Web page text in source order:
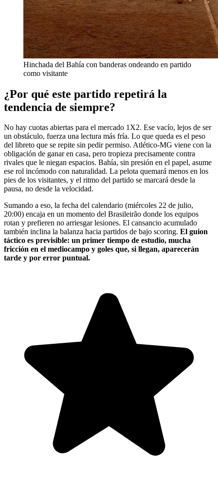
Hinchada del Bahía con banderas ondeando en partido
como visitante
¿Por qué este partido repetirá la
tendencia de siempre?
No hay cuotas abiertas para el mercado 1X2. Ese vacío, lejos de ser
un obstáculo, fuerza una lectura más fría. Lo que queda es el peso
del libreto que se repite sin pedir permiso. Atlético-MG viene con la
obligación de ganar en casa, pero tropieza precisamente contra
rivales que le niegan espacios. Bahía, sin presión en el papel, asume
ese rol incómodo con naturalidad. La pelota quemará menos en los
pies de los visitantes, y el ritmo del partido se marcará desde la
pausa, no desde la velocidad.
Sumando a eso, la fecha del calendario (miércoles 22 de julio,
20:00) encaja en un momento del Brasileirão donde los equipos
rotan y prefieren no arriesgar lesiones. El cansancio acumulado
también inclina la balanza hacia partidos de bajo scoring. El guion
táctico es previsible: un primer tiempo de estudio, mucha
fricción en el mediocampo y goles que, si llegan, aparecerán
tarde y por error puntual.